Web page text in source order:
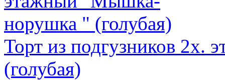
Торт из подгузников
(голубая)